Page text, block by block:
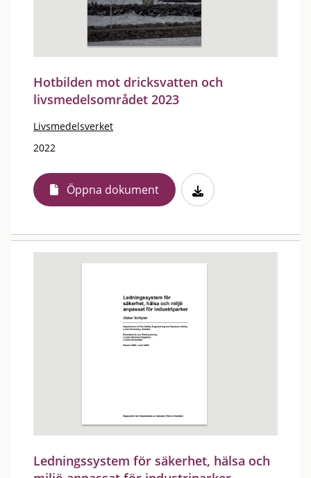
Hotbilden mot dricksvatten och
livsmedelsområdet 2023
Livsmedelsverket
2022
Öppna dokument
Ledningssystem för säkerhet, hälsa och